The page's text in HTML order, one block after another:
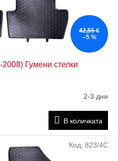
42,55 €
–5 %
Гумени стелки
2-3 дни
В количката
Код: 823/4C